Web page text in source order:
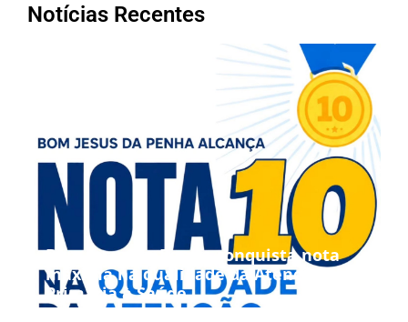
Notícias Recentes
Bom Jesus da Penha conquista nota
máxima na qualidade da Atenção
Primária à Saúde